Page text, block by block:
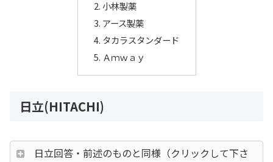
小林製薬
アース製薬
タカラスタンダード
Ａｍｗａｙ
日立(HITACHI)
日立回答・前述のものと同様（クリックして下さ